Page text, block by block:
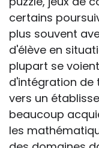
certains
plus souvent
d'élève en
plupart se
d'intégration de
vers un
beaucoup
les